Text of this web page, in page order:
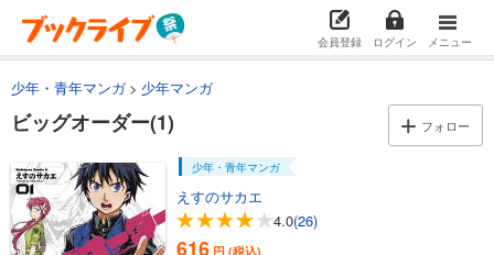
会員登録 ログイン メニュー
少年・青年マンガ 少年マンガ
ビッグオーダー(1) フォロー
少年・青年マンガ
えすのサカエ
4.0(26)
616 円 (税込)